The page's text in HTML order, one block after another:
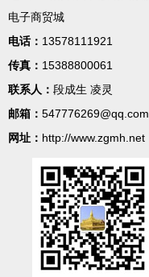
电子商贸城
电话： 13578111921
传真： 15388800061
联系人： 段成生 凌灵
邮箱： 547776269@qq.com
网址： http://www.zgmh.net